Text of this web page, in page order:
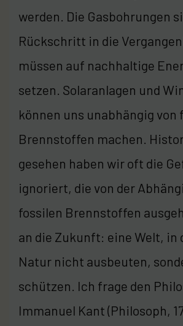
werden. Die Gasbohrungen
Rückschritt in die
müssen auf nachhaltige
setzen. Solaranlagen und
können uns unabhängig von
Brennstoffen machen.
gesehen haben wir oft die
ignoriert, die von der
fossilen Brennstoffen
an die Zukunft: eine Welt, in
Natur nicht ausbeuten,
schützen. Ich frage den
Immanuel Kant (Philosoph,